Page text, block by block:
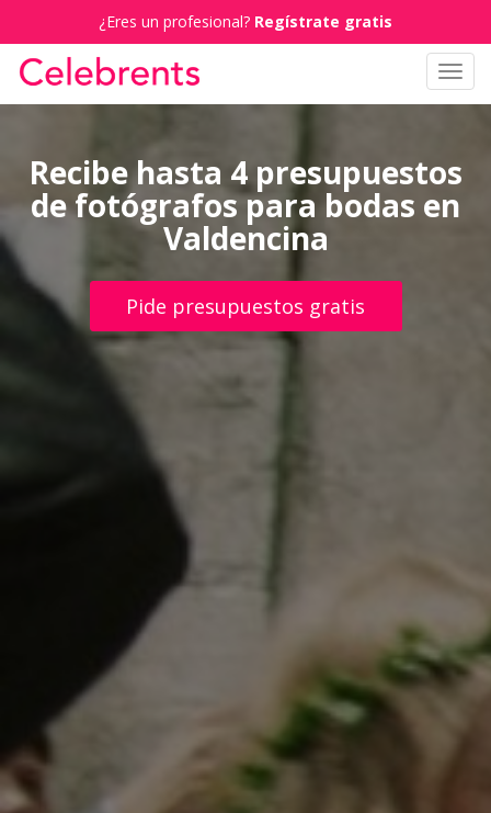
¿Eres un profesional? Regístrate gratis
Recibe hasta 4 presupuestos
de fotógrafos para bodas en
Valdencina
Pide presupuestos gratis